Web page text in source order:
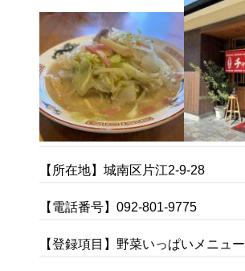
【所在地】城南区片江2-9-28
【電話番号】092-801-9775
【登録項目】野菜いっぱいメニュー